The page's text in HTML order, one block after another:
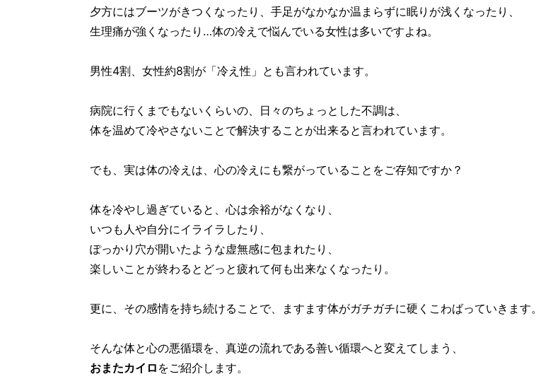
夕方にはブーツがきつくなったり、手足がなかなか温まらずに眠りが浅くなったり、
生理痛が強くなったり…体の冷えで悩んでいる女性は多いですよね。
男性4割、女性約8割が「冷え性」とも言われています。
病院に行くまでもないくらいの、日々のちょっとした不調は、
体を温めて冷やさないことで解決することが出来ると言われています。
でも、実は体の冷えは、心の冷えにも繋がっていることをご存知ですか？
体を冷やし過ぎていると、心は余裕がなくなり、
いつも人や自分にイライラしたり、
ぽっかり穴が開いたような虚無感に包まれたり、
楽しいことが終わるとどっと疲れて何も出来なくなったり。
更に、その感情を持ち続けることで、ますます体がガチガチに硬くこわばっていきます。
そんな体と心の悪循環を、真逆の流れである善い循環へと変えてしまう、
おまたカイロ をご紹介します。